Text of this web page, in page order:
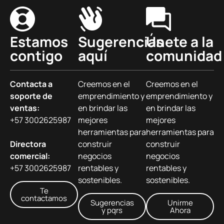
Estamos
contigo
Contacta a
soporte de
ventas:
+57 3002625987
Directora
comercial:
+57 3002625987
Te
contactamos
Sugerencias
aquí
Creemos en el
emprendimiento y
en brindar las
mejores
herramientas para
construir
negocios
rentables y
sostenibles.
Sugerencias
y pqrs
Únete a la
comunidad
Creemos en el
emprendimiento y
en brindar las
mejores
herramientas para
construir
negocios
rentables y
sostenibles.
Unirme
Ahora